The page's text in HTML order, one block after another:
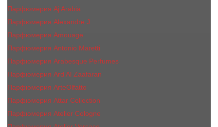
Парфюмерия Aj Arabia
Парфюмерия Alexandre J.
Парфюмерия Amouage
Парфюмерия Antonio Maretti
Парфюмерия Arabesque Perfumes
Парфюмерия Ard Al Zaafaran
Парфюмерия ArteOlfatto
Парфюмерия Attar Collection
Парфюмерия Atelier Cologne